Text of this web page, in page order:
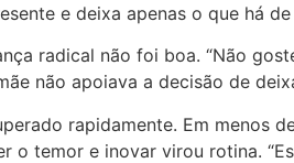
e deixa apenas o que há
radical não foi boa. “Não
não apoiava a decisão de
rapidamente. Em menos
o temor e inovar virou rotina.